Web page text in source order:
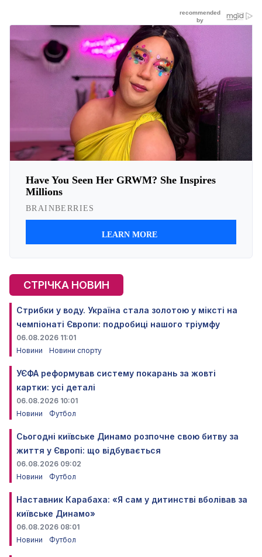
СТРІЧКА НОВИН
Стрибки у воду. Україна стала золотою у міксті на
чемпіонаті Європи: подробиці нашого тріумфу
06.08.2026 11:01
Новини
Новини спорту
УЄФА реформував систему покарань за жовті
картки: усі деталі
06.08.2026 10:01
Новини
Футбол
Сьогодні київське Динамо розпочне свою битву за
життя у Європі: що відбувається
06.08.2026 09:02
Новини
Футбол
Наставник Карабаха: «Я сам у дитинстві вболівав за
київське Динамо»
06.08.2026 08:01
Новини
Футбол